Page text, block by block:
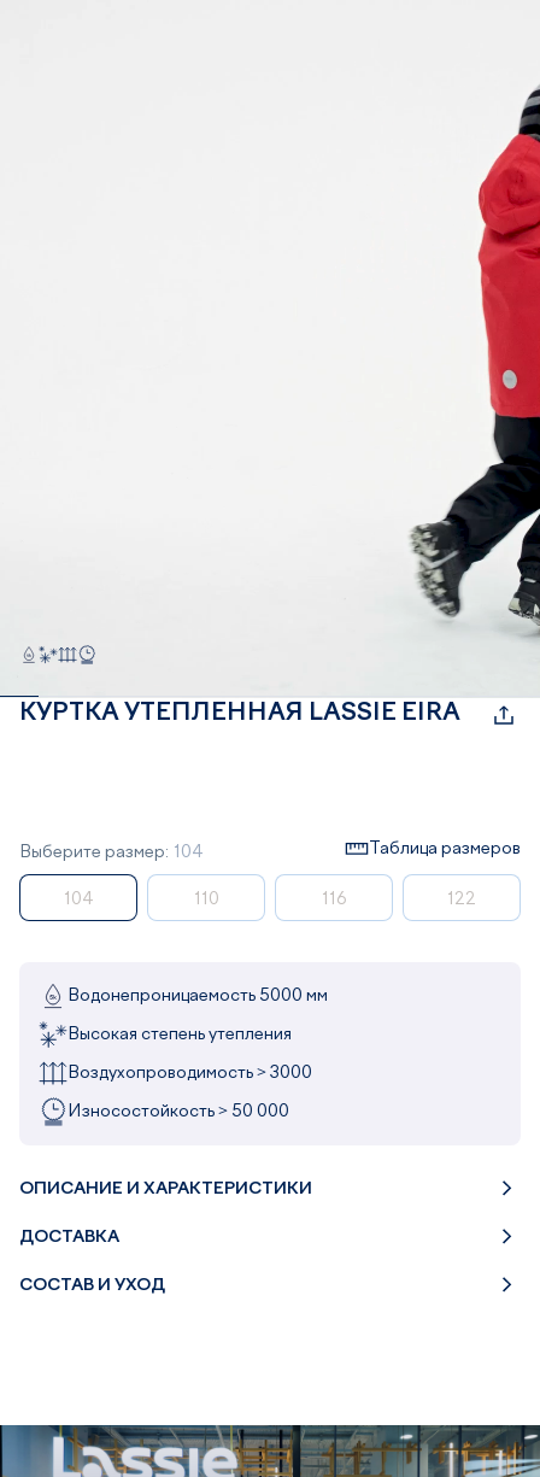
КУРТКА УТЕПЛЕННАЯ LASSIE EIRA
Выберите размер: 104 Таблица размеров
104 110 116 122
Водонепроницаемость 5000 мм
Высокая степень утепления
Воздухопроводимость > 3000
Износостойкость > 50 000
ОПИСАНИЕ И ХАРАКТЕРИСТИКИ
ДОСТАВКА
СОСТАВ И УХОД